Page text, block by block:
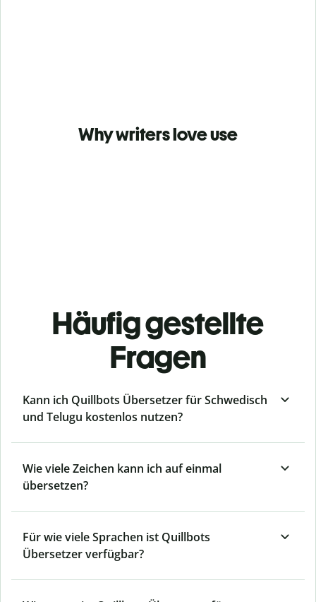
Why writers love use
Häufig gestellte
Fragen
Kann ich Quillbots Übersetzer für Schwedisch
und Telugu kostenlos nutzen?
Wie viele Zeichen kann ich auf einmal
übersetzen?
Für wie viele Sprachen ist Quillbots
Übersetzer verfügbar?